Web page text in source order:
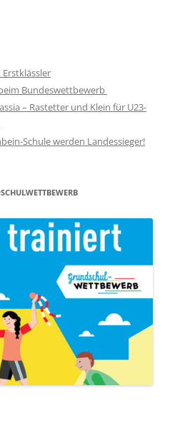
Bundeswettbewerb
– Rastetter und Klein für U23-
Schule werden Landessieger!